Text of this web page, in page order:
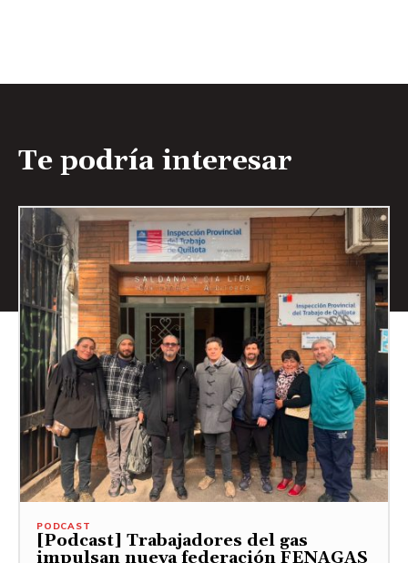
Te podría interesar
PODCAST
[Podcast] Trabajadores del gas
impulsan nueva federación FENAGAS